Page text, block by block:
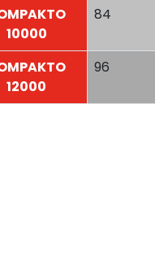
10000
84
12000
96